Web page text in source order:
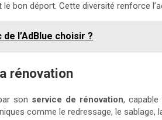
bon déport. Cette diversité renforce
l’AdBlue choisir ?
rénovation
son service de rénovation,
comme le redressage, le sablage,